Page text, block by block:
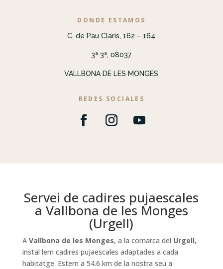
DONDE ESTAMOS
C. de Pau Claris, 162 – 164
3ª 3ª, 08037
VALLBONA DE LES MONGES
REDES SOCIALES
Servei de cadires pujaescales
a Vallbona de les Monges
(Urgell)
A Vallbona de les Monges, a la comarca del Urgell,
instal lem cadires pujaescales adaptades a cada
habitatge. Estem a 54.6 km de la nostra seu a